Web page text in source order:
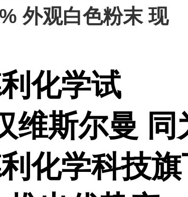
外观白色粉末 现
化学试
维斯尔曼 同
化学科技